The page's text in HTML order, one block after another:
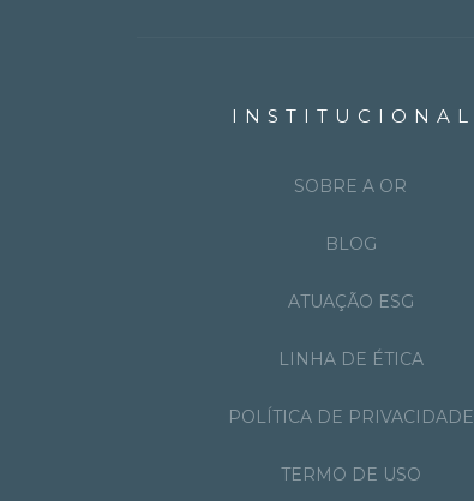
INSTITUCIONAL
SOBRE A OR
BLOG
ATUAÇÃO ESG
LINHA DE ÉTICA
POLÍTICA DE PRIVACIDADE
TERMO DE USO